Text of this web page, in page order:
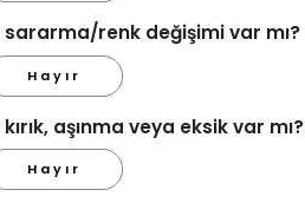
renk değişimi var mı?
Hayır
aşınma veya eksik var mı?
Hayır